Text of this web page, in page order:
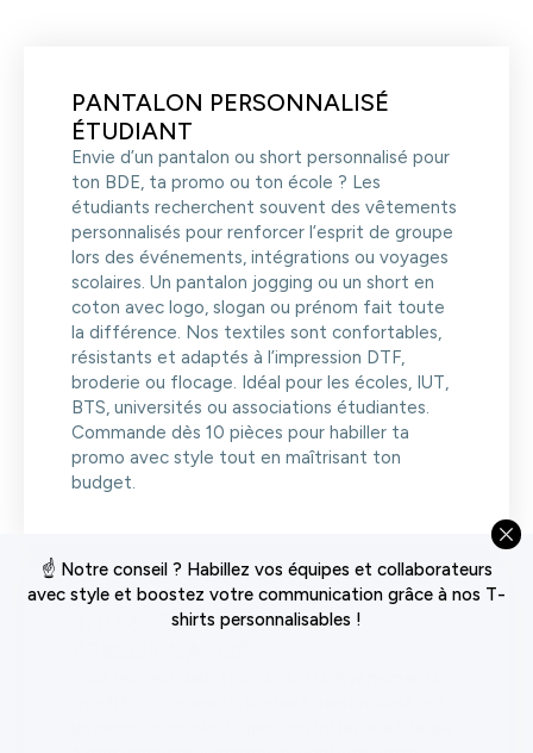
PANTALON PERSONNALISÉ
ÉTUDIANT
Envie d’un pantalon ou short personnalisé pour
ton BDE, ta promo ou ton école ? Les
étudiants recherchent souvent des vêtements
personnalisés pour renforcer l’esprit de groupe
lors des événements, intégrations ou voyages
scolaires. Un pantalon jogging ou un short en
coton avec logo, slogan ou prénom fait toute
la différence. Nos textiles sont confortables,
résistants et adaptés à l’impression DTF,
broderie ou flocage. Idéal pour les écoles, IUT,
BTS, universités ou associations étudiantes.
Commande dès 10 pièces pour habiller ta
promo avec style tout en maîtrisant ton
budget.
SHORT ÉVÉNEMENTIEL
☝️ Notre conseil ? Habillez vos équipes et collaborateurs
avec style et boostez votre communication grâce à nos T-
shirts personnalisables !